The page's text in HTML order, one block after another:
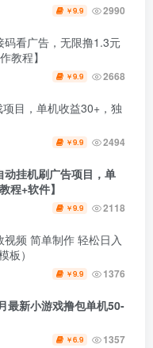
￥9.9 2990
码看广告，无限撸1.3元
教程】
￥9.9 2668
目，单机收益30+，独
￥9.9 2494
挂机刷广告项目，单
程+软件】
￥9.9 2118
频 简单制作 轻松日入
板）
￥9.9 1376
最新小游戏撸包单机50-
￥6.9 1357